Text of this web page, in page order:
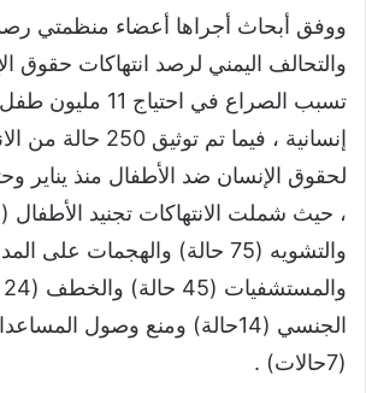
ووفق أبحاث أجراها أعضاء منظمتي
والتحالف اليمني لرصد انتهاكات حقوق
تسبب الصراع في
إنسانية ، فيما تم
والتشويه (75 حالة) والهجمات على
الجنسي (14حالة) ومنع وصول
(7حالات) .